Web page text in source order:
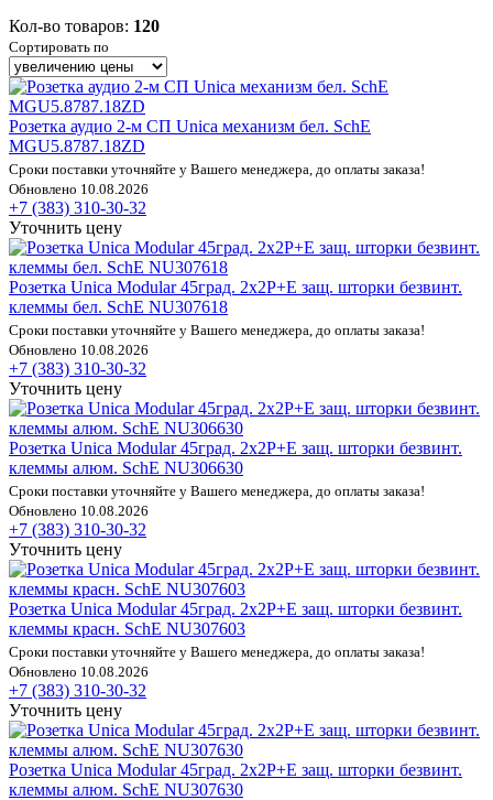
Кол-во товаров: 120
Сортировать по
Розетка аудио 2-м СП Unica механизм бел. SchE
MGU5.8787.18ZD
Сроки поставки уточняйте у Вашего менеджера, до оплаты заказа!
Обновлено 10.08.2026
+7 (383) 310-30-32
Уточнить цену
Розетка Unica Modular 45град. 2х2P+E защ. шторки безвинт.
клеммы бел. SchE NU307618
Сроки поставки уточняйте у Вашего менеджера, до оплаты заказа!
Обновлено 10.08.2026
+7 (383) 310-30-32
Уточнить цену
Розетка Unica Modular 45град. 2х2P+E защ. шторки безвинт.
клеммы алюм. SchE NU306630
Сроки поставки уточняйте у Вашего менеджера, до оплаты заказа!
Обновлено 10.08.2026
+7 (383) 310-30-32
Уточнить цену
Розетка Unica Modular 45град. 2х2P+E защ. шторки безвинт.
клеммы красн. SchE NU307603
Сроки поставки уточняйте у Вашего менеджера, до оплаты заказа!
Обновлено 10.08.2026
+7 (383) 310-30-32
Уточнить цену
Розетка Unica Modular 45град. 2х2P+E защ. шторки безвинт.
клеммы алюм. SchE NU307630